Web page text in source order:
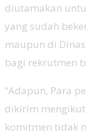
diutamakan
yang sudah
maupun di
bagi rekrutmen
“Adapun, Para
dikirim
komitmen tidak